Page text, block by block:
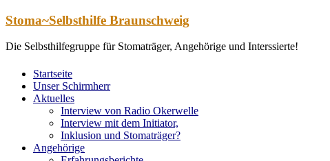
Zum
springen
Stoma~Selbsthilfe Braunschweig
Die Selbsthilfegruppe für Stomaträger, Angehörige und Interssierte!
Startseite
Unser Schirmherr
Aktuelles
Interview von Radio Okerwelle
Interview mit dem Initiator,
Inklusion und Stomaträger?
Angehörige